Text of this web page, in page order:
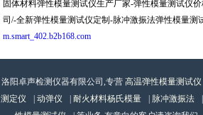
固体材料弹性模量测试仪生产厂家-弹性模量测试仪
司/-全新弹性模量测试仪定制-脉冲激振法弹性模量测
m.smart_402.b2b168.com
洛阳卓声检测仪器有限公司,专营 高温弹性模量测试仪
测定仪
| 动弹仪 | 耐火材料杨氏模量 | 脉冲激振法 |